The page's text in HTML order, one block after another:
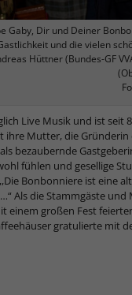
Gaby, Dir und Deiner
und die vielen
Hüttner (Bundes-GF
Live Musik und ist seit
ihre Mutter, die
bezaubernde
fühlen und gesellige
Bonbonniere ist eine
Als die Stammgäste
einem großen Fest
gratulierte mit